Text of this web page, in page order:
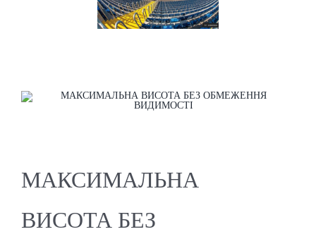
МАКСИМАЛЬНА
ВИСОТА БЕЗ